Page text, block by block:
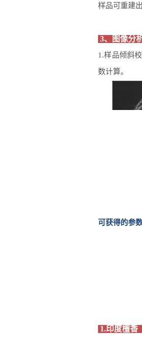
样品可重建
3、图像分
1.样品倾斜
数计算。
可获得的参
1.印度檀香